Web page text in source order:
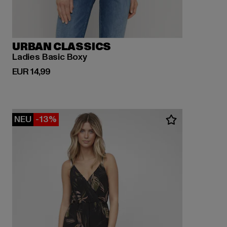
URBAN CLASSICS
Ladies Basic Boxy
EUR 14,99
Derzeitiger Preis: EUR 14,99
NEU -13%